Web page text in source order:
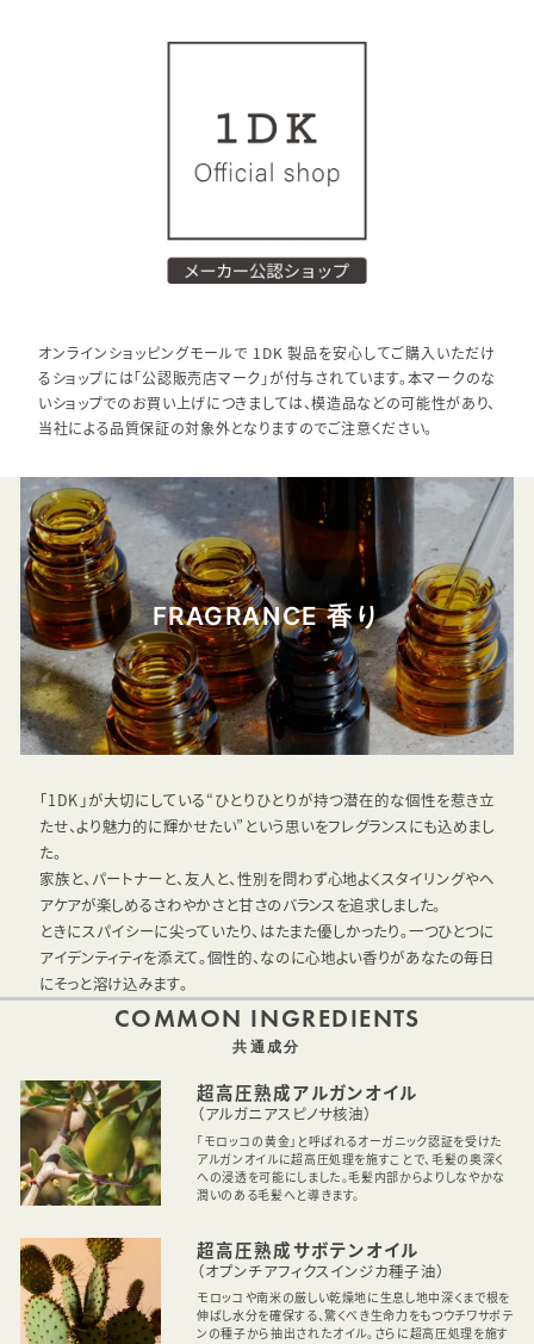
オンラインショッピングモールで 1DK 製品を安心してご購入いただけ
るショップには「公認販売店マーク」が付与されています。本マークのな
いショップでのお買い上げにつきましては、模造品などの可能性があり、
当社による品質保証の対象外となりますのでご注意ください。
FRAGRANCE 香り
「1DK」が大切にしている“ひとりひとりが持つ潜在的な個性を惹き立
たせ、より魅力的に輝かせたい”という思いをフレグランスにも込めまし
た。
家族と、パートナーと、友人と、性別を問わず心地よくスタイリングやヘ
アケアが楽しめるさわやかさと甘さのバランスを追求しました。
ときにスパイシーに尖っていたり、はたまた優しかったり。一つひとつに
アイデンティティを添えて。個性的、なのに心地よい香りがあなたの毎日
にそっと溶け込みます。
COMMON INGREDIENTS
共通成分
超高圧熟成アルガンオイル
（アルガニアスピノサ核油）
「モロッコの黄金」と呼ばれるオーガニック認証を受けた
アルガンオイルに超高圧処理を施すことで、毛髪の奥深く
への浸透を可能にしました。毛髪内部からよりしなやかな
潤いのある毛髪へと導きます。
超高圧熟成サボテンオイル
（オプンチアフィクスインジカ種子油）
モロッコや南米の厳しい乾燥地に生息し地中深くまで根を
伸ばし水分を確保する、驚くべき生命力をもつウチワサボテ
ンの種子から抽出されたオイル。さらに超高圧処理を施す